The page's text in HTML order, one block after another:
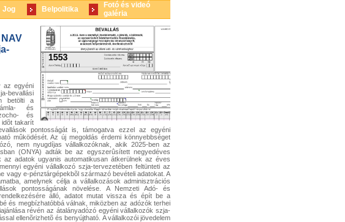
Jog Belpolitika
Fotó és videó
galéria
az egyéni
betölti a
és
és
idõt takarít
pontosságát is, támogatva ezzel az egyéni
mûködését. Az új megoldás érdemi könnyebbséget
nem nyugdíjas vállalkozóknak, akik 2025-ben az
(ONYA) adták be az egyszerûsített negyedéves
az adatok ugyanis automatikusan átkerülnek az éves
egyéni vállalkozó szja-tervezetében feltünteti az
vagy e-pénztárgépekbõl származó bevételi adatokat. A
amelynek célja a vállalkozások adminisztrációs
pontosságának növelése. A Nemzeti Adó- és
álló, adatot mutat vissza és épít be a
és megbízhatóbbá válnak, miközben az adózók terhei
révén az átalányadózó egyéni vállalkozók szja-
ellenõrizhetõ és benyújtható. A vállalkozói jövedelem